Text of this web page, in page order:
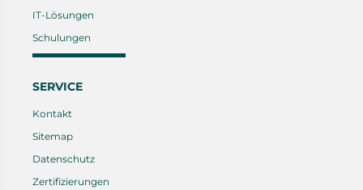
IT-Lösungen
Schulungen
SERVICE
Kontakt
Sitemap
Datenschutz
Zertifizierungen